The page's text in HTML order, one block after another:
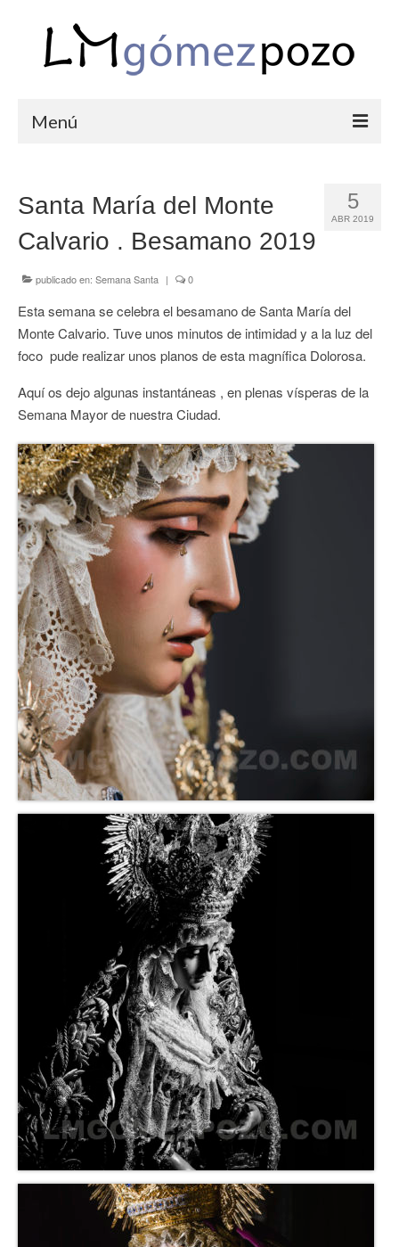
Menú
BODAS
COMUNIONES
CORPORATIVAS
SEMANA SANTA
BLOG
SOBRE LM
CONTACTO
5
ABR 2019
Santa María del Monte
Calvario . Besamano 2019
publicado en: Semana Santa | 0
Esta semana se celebra el besamano de Santa María del
Monte Calvario. Tuve unos minutos de intimidad y a la luz del
foco pude realizar unos planos de esta magnífica Dolorosa.
Aquí os dejo algunas instantáneas , en plenas vísperas de la
Semana Mayor de nuestra Ciudad.